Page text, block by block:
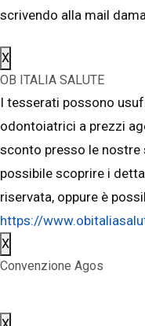
scrivendo alla mail
X
OB ITALIA SALUTE
I tesserati possono
odontoiatrici a prezzi
sconto presso le nostre
possibile scoprire i
riservata, oppure è
https://
X
Convenzione Agos